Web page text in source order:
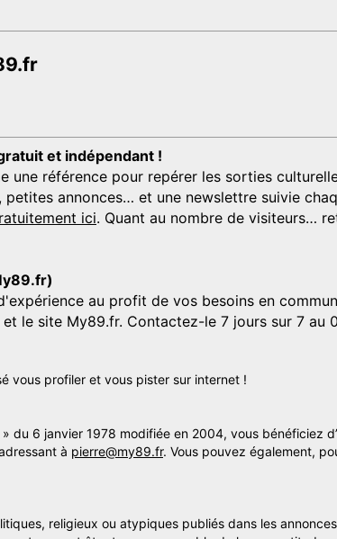
et indépendant !
une référence pour repérer les sorties
annonces… et une newslettre suivie
ici. Quant au nombre de visiteurs…
au profit de vos besoins en
le site My89.fr. Contactez-le 7 jours sur 7 au
vous profiler et vous pister sur internet !
du 6 janvier 1978 modifiée en 2004, vous bénéficiez
à pierre@my89.fr. Vous pouvez également,
religieux ou atypiques publiés dans les